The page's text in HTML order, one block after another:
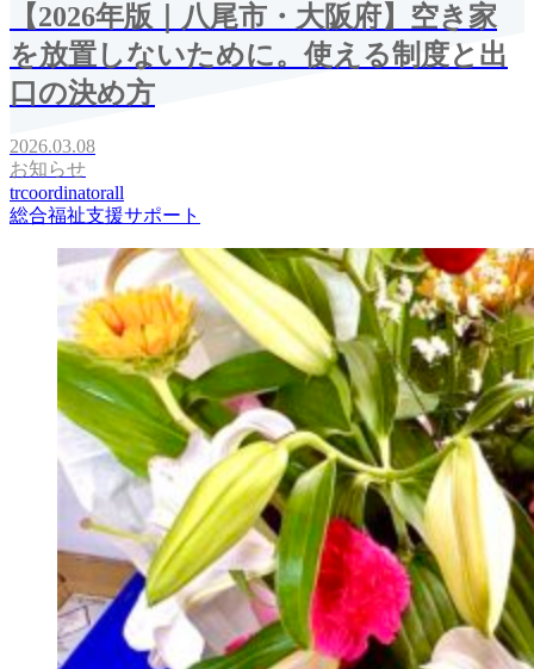
【2026年版｜八尾市・大阪府】空き家
を放置しないために。使える制度と出
口の決め方
2026.03.08
お知らせ
trcoordinatorall
総合福祉支援サポート